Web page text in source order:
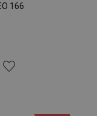
166